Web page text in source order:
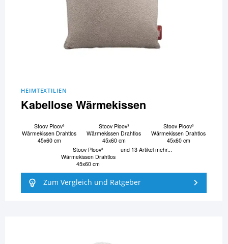
HEIMTEXTILIEN
Kabellose Wärmekissen
Stoov Ploov³
Wärmekissen Drahtlos
45x60 cm
Stoov Ploov³
Wärmekissen Drahtlos
45x60 cm
Stoov Ploov³
Wärmekissen Drahtlos
45x60 cm
Stoov Ploov³
Wärmekissen Drahtlos
45x60 cm
und 13 Artikel mehr...
Zum Vergleich und Ratgeber